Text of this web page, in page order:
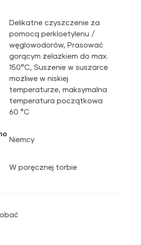
Delikatne czyszczenie za
pomocą perkloetylenu /
węglowodorów, Prasować
gorącym żelazkiem do max.
150°C, Suszenie w suszarce
możliwe w niskiej
temperaturze, maksymalna
temperatura początkowa
60 °C
Niemcy
W poręcznej torbie